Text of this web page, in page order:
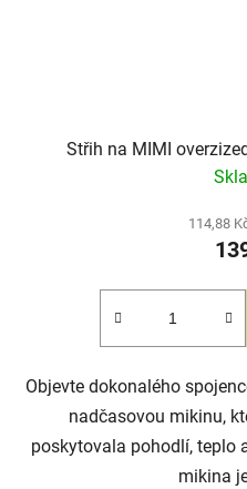
Střih na MIMI
114,88
Objevte dokonalého
nadčasovou mikinu,
poskytovala pohodlí, teplo
mikina